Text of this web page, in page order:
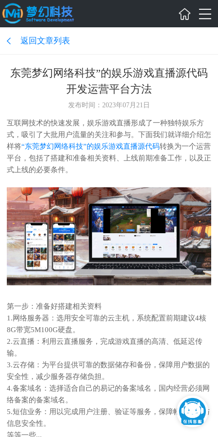
返回文章列表
东莞梦幻网络科技”的娱乐游戏直播源代码
开发运营平台方法
发布时间：2023年07月21日
互联网技术的快速发展，娱乐游戏直播形成了一种独特娱乐方
式，吸引了大批用户流量的关注和参与。下面我们就详细介绍怎
样将“东莞梦幻网络科技”的娱乐游戏直播源代码转换为一个运营
平台，包括了搭建和准备相关资料、上线前期准备工作，以及正
式上线的必要条件。
第一步：准备好搭建相关资料
1.网络服务器：选用安全可靠的云主机，系统配置前期建议4核
8G带宽5M100G硬盘。
2.云直播：利用云直播服务，完成游戏直播的高清、低延迟传
输。
3.云存储：为平台提供可靠的数据储存和备份，保障用户数据的
安全性，减少服务器存储负担。
4.备案域名：选择适合自己的易记的备案域名，国内经营必须网
络备案的备案域名。
5.短信业务：用以完成用户注册、验证等服务，保障帐号安全与
信息安全性。
等等一些...